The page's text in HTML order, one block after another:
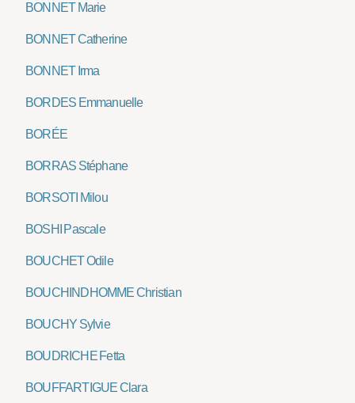
BONNET Marie
BONNET Catherine
BONNET Irma
BORDES Emmanuelle
BORÉE
BORRAS Stéphane
BORSOTI Milou
BOSHI Pascale
BOUCHET Odile
BOUCHINDHOMME Christian
BOUCHY Sylvie
BOUDRICHE Fetta
BOUFFARTIGUE Clara